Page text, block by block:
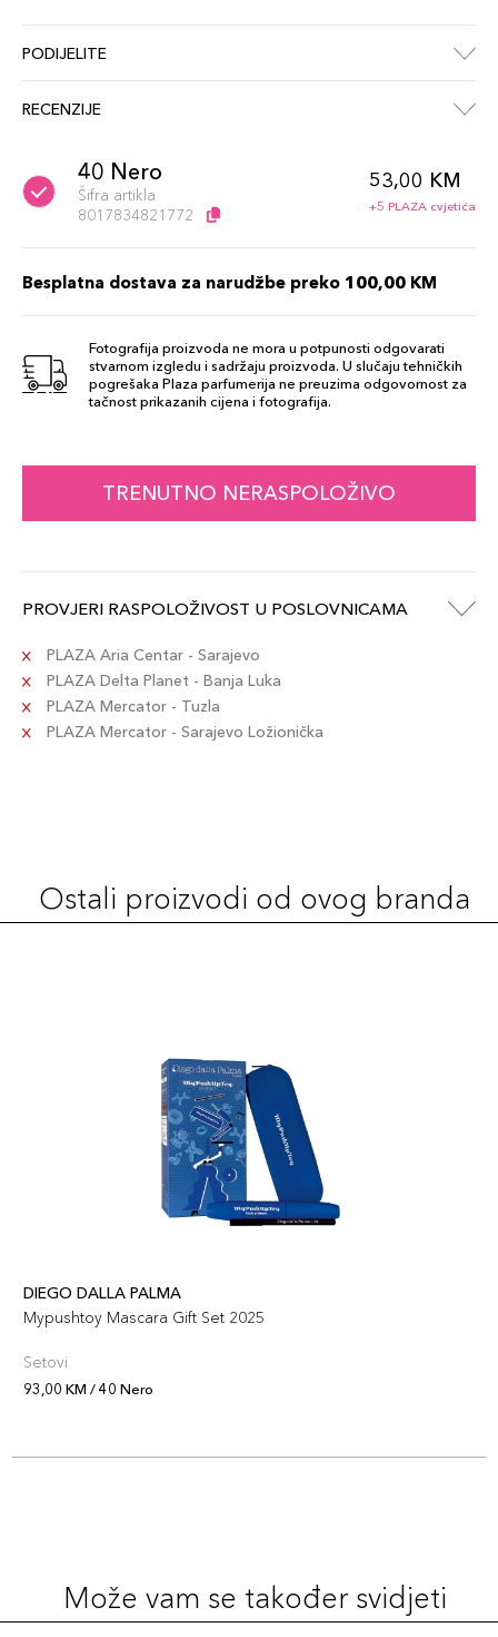
PODIJELITE
RECENZIJE
40 Nero
Šifra artikla
8017834821772
53,00 KM
+5 PLAZA cvjetića
Besplatna dostava za narudžbe preko 100,00 KM
Fotografija proizvoda ne mora u potpunosti odgovarati
stvarnom izgledu i sadržaju proizvoda. U slučaju tehničkih
pogrešaka Plaza parfumerija ne preuzima odgovornost za
tačnost prikazanih cijena i fotografija.
TRENUTNO NERASPOLOŽIVO
PROVJERI RASPOLOŽIVOST U POSLOVNICAMA
PLAZA Aria Centar - Sarajevo
PLAZA Delta Planet - Banja Luka
PLAZA Mercator - Tuzla
PLAZA Mercator - Sarajevo Ložionička
Ostali proizvodi od ovog branda
DIEGO DALLA PALMA
Mypushtoy Mascara Gift Set 2025
Setovi
93,00 KM / 40 Nero
Može vam se također svidjeti